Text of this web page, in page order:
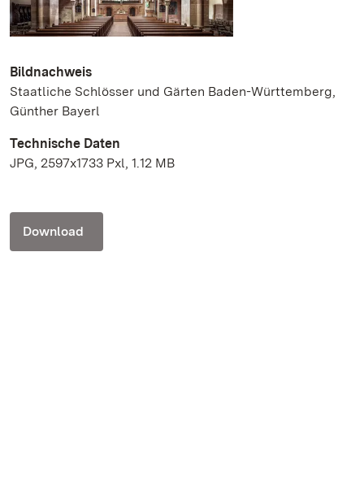
Bildnachweis
Staatliche Schlösser und Gärten Baden-Württemberg,
Günther Bayerl
Technische Daten
JPG, 2597x1733 Pxl, 1.12 MB
Download